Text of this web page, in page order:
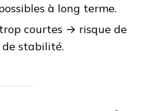
à long terme.
courtes → risque de
stabilité.